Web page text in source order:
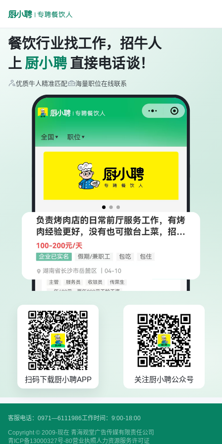
餐饮行业找工作，招牛人
上 厨小聘 直接电话谈！
优质牛人精准匹配 海量职位在线联系
扫码下载厨小聘APP 关注厨小聘公众号
客服电话：0971—6111986工作时间：9:00-18:00
Copyright © 2009-现在 青海观堂广告传媒有限责任公司
青ICP备13000327号-80营业执照人力资源服务许可证